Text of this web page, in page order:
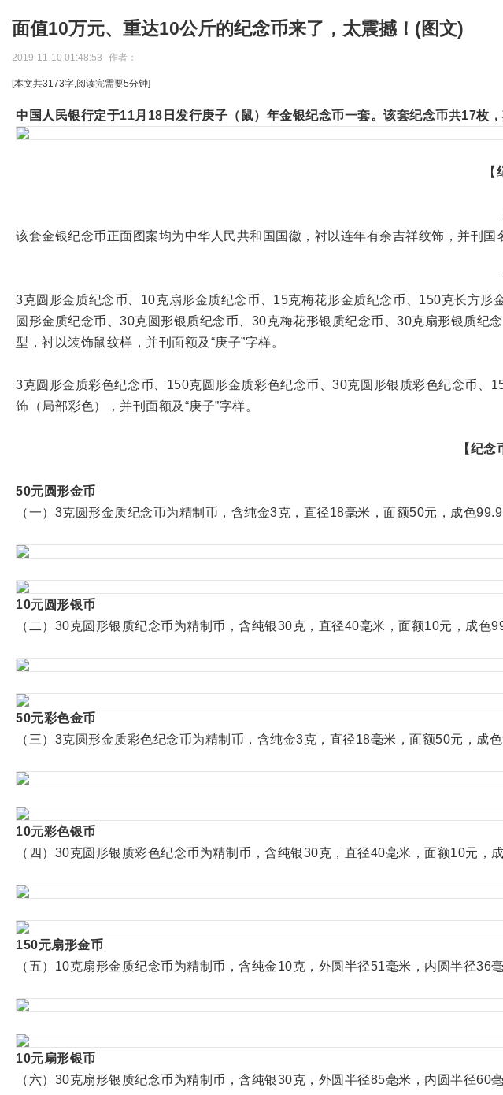
面值10万元、重达10公斤的纪念币来了，太震撼！(图文)
2019-11-10 01:48:53 作者：
[本文共3173字,阅读完需要5分钟]
中国人民银行定于11月18日发行庚子（鼠）年金银纪念币一套。该套纪念币共17枚
【
该套金银纪念币正面图案均为中华人民共和国国徽，衬以连年有余吉祥纹饰，并刊国
3克圆形金质纪念币、10克扇形金质纪念币、15克梅花形金质纪念币、150克长方
圆形金质纪念币、30克圆形银质纪念币、30克梅花形银质纪念币、30克扇形银质
型，衬以装饰鼠纹样，并刊面额及“庚子”字样。
3克圆形金质彩色纪念币、150克圆形金质彩色纪念币、30克圆形银质彩色纪念币
饰（局部彩色），并刊面额及“庚子”字样。
【纪念
50元圆形金币
（一）3克圆形金质纪念币为精制币，含纯金3克，直径18毫米，面额50元，成色
10元圆形银币
（二）30克圆形银质纪念币为精制币，含纯银30克，直径40毫米，面额10元，成色
50元彩色金币
（三）3克圆形金质彩色纪念币为精制币，含纯金3克，直径18毫米，面额50元，成
10元彩色银币
（四）30克圆形银质彩色纪念币为精制币，含纯银30克，直径40毫米，面额10元，
150元扇形金币
（五）10克扇形金质纪念币为精制币，含纯金10克，外圆半径51毫米，内圆半径
10元扇形银币
（六）30克扇形银质纪念币为精制币，含纯银30克，外圆半径85毫米，内圆半径60